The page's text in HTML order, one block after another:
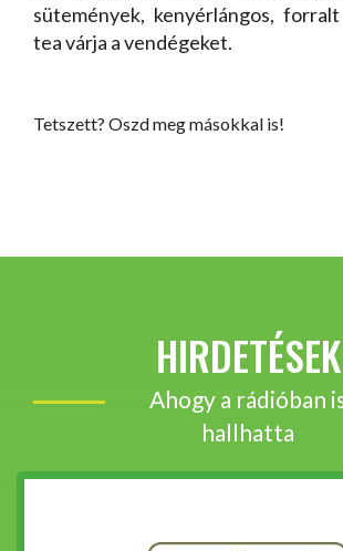
sütemények, kenyérlángos,
tea várja a vendégeket.
Tetszett? Oszd meg másokkal is!
HIRDETÉSEK
Ahogy a rádióban
hallhatta